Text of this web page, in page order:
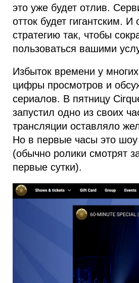
это уже будет отлив.
отток будет гигантским.
стратегию так, чтобы
пользоваться вашими
Избыток времени у
цифры просмотров и
сериалов. В пятницу
запустил одно из своих
трансляции оставляло
Но в первые часы это
(обычно ролики смотрят
первые сутки).